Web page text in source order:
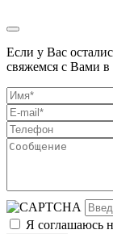
Если у Вас
свяжемся с Вами
Я соглашаюсь